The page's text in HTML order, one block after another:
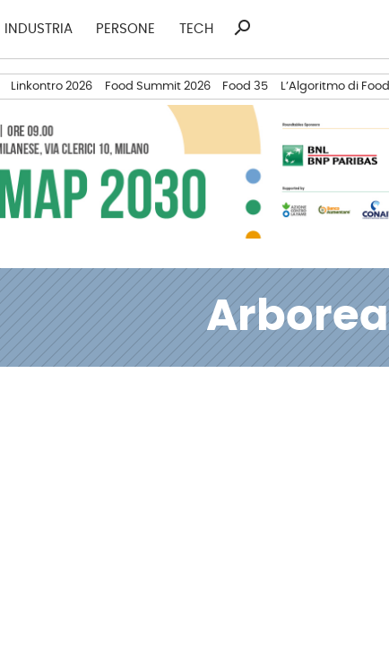
INDUSTRIA PERSONE TECH
Ricerca
search
Linkontro 2026 Food Summit 2026 Food 35 L’Algoritmo di Food
Arborea